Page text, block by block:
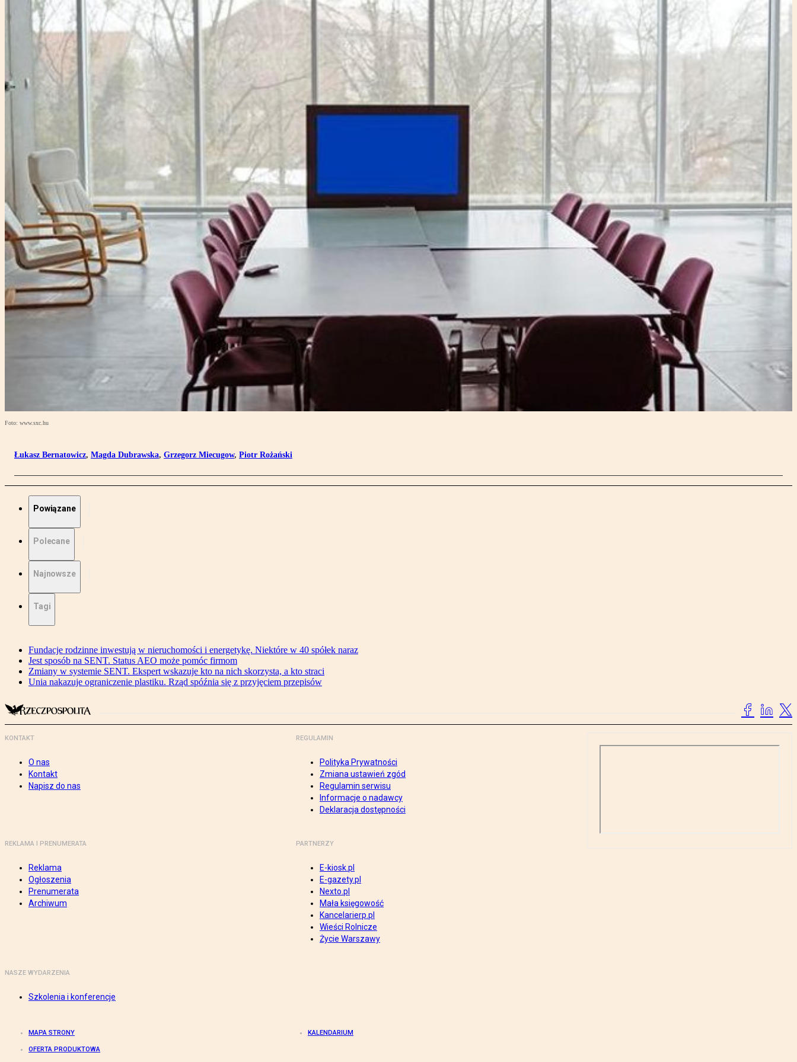
Foto: www.sxc.hu
Łukasz Bernatowicz, Magda Dubrawska, Grzegorz Miecugow, Piotr Rożański
Powiązane
Polecane
Najnowsze
Tagi
Fundacje rodzinne inwestują w nieruchomości i energetykę. Niektóre w 40 spółek naraz
Jest sposób na SENT. Status AEO może pomóc firmom
Zmiany w systemie SENT. Ekspert wskazuje kto na nich skorzysta, a kto straci
Unia nakazuje ograniczenie plastiku. Rząd spóźnia się z przyjęciem przepisów
KONTAKT
O nas
Kontakt
Napisz do nas
REGULAMIN
Polityka Prywatności
Zmiana ustawień zgód
Regulamin serwisu
Informacje o nadawcy
Deklaracja dostępności
REKLAMA I PRENUMERATA
Reklama
Ogłoszenia
Prenumerata
Archiwum
PARTNERZY
E-kiosk.pl
E-gazety.pl
Nexto.pl
Mała księgowość
Kancelarierp.pl
Wieści Rolnicze
Życie Warszawy
NASZE WYDARZENIA
Szkolenia i konferencje
MAPA STRONY KALENDARIUM
OFERTA PRODUKTOWA